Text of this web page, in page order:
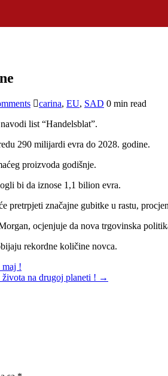
carina, EU, SAD 0 min read
list “Handelsblat”.
290 milijardi evra do 2028. godine.
proizvoda godišnje.
bi da iznose 1,1 bilion evra.
pretrpjeti značajne gubitke u rastu,
ocjenjuje da nova trgovinska
rekordne količine novca.
maj !
na drugoj planeti ! →